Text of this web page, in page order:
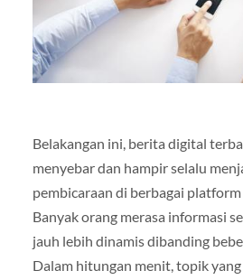
Belakangan ini, berita digital
menyebar dan hampir selalu
pembicaraan di berbagai
Banyak orang merasa informasi
jauh lebih dinamis dibanding
Dalam hitungan menit, topik